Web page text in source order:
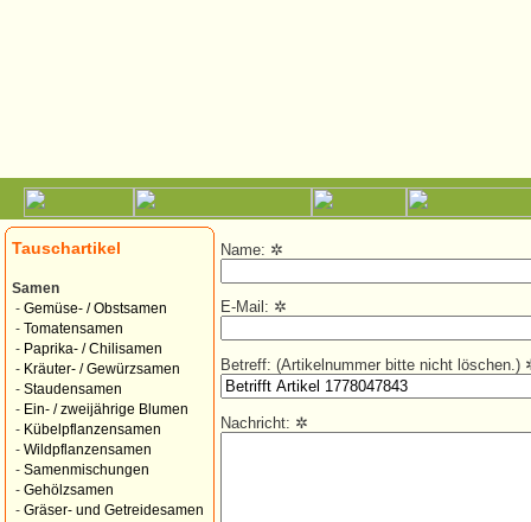
Tauschartikel
Samen
- Gemüse- / Obstsamen
- Tomatensamen
- Paprika- / Chilisamen
- Kräuter- / Gewürzsamen
- Staudensamen
- Ein- / zweijährige Blumen
- Kübelpflanzensamen
- Wildpflanzensamen
- Samenmischungen
- Gehölzsamen
- Gräser- und Getreidesamen
Name: ✲
E-Mail: ✲
Betreff: (Artikelnummer bitte nicht löschen.)
Nachricht: ✲